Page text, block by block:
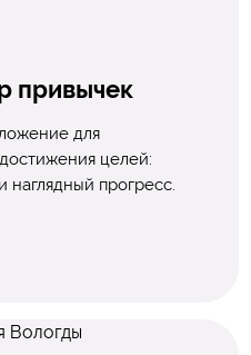
привычек
для
целей:
наглядный прогресс.